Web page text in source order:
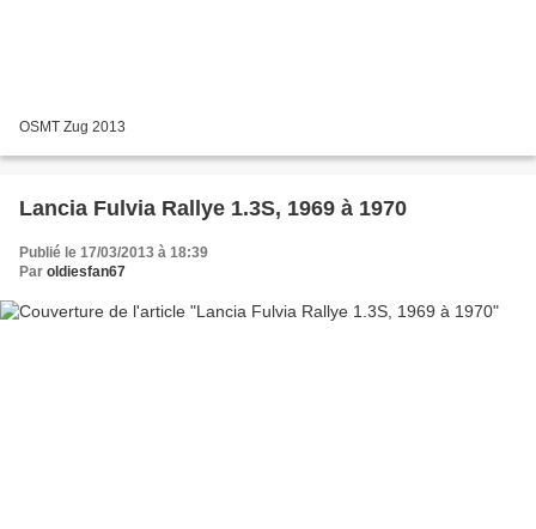
OSMT Zug 2013
Lancia Fulvia Rallye 1.3S, 1969 à 1970
Publié le 17/03/2013 à 18:39
Par oldiesfan67